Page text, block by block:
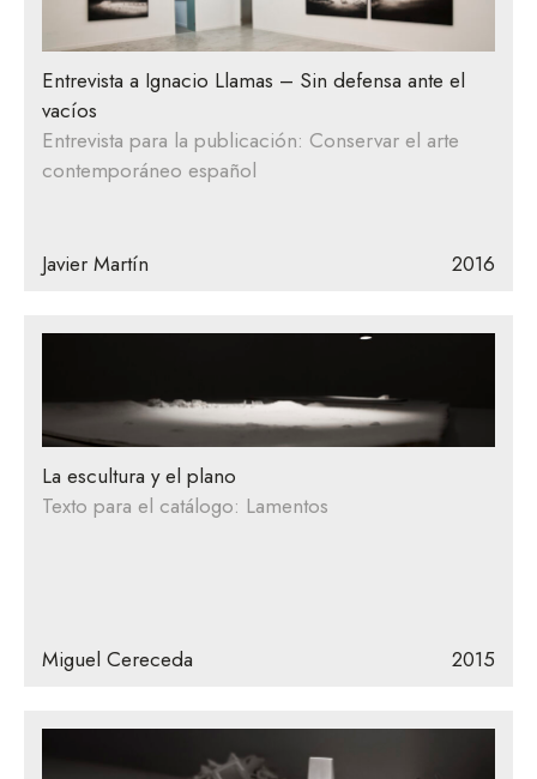
Entrevista a Ignacio Llamas – Sin defensa ante el
vacíos
Entrevista para la publicación: Conservar el arte
contemporáneo español
Javier Martín 2016
La escultura y el plano
Texto para el catálogo: Lamentos
Miguel Cereceda 2015